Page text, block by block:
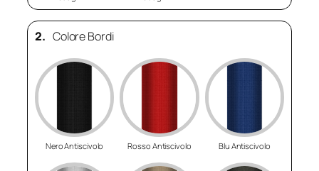
2. Colore Bordi
Nero Antiscivolo Rosso Antiscivolo Blu Antiscivolo